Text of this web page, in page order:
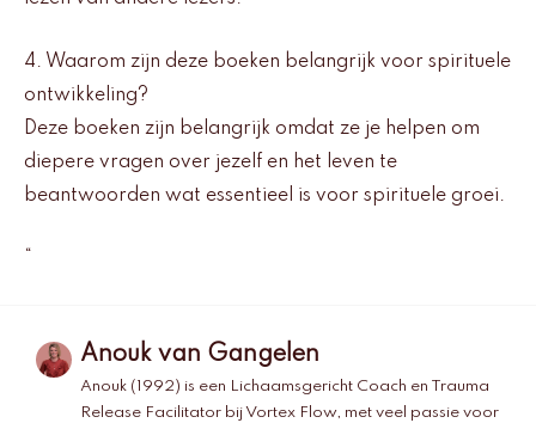
4. Waarom zijn deze boeken belangrijk voor spirituele
ontwikkeling?
Deze boeken zijn belangrijk omdat ze je helpen om
diepere vragen over jezelf en het leven te
beantwoorden wat essentieel is voor spirituele groei.
Anouk van Gangelen
Anouk (1992) is een Lichaamsgericht Coach en Trauma
Release Facilitator bij Vortex Flow, met veel passie voor